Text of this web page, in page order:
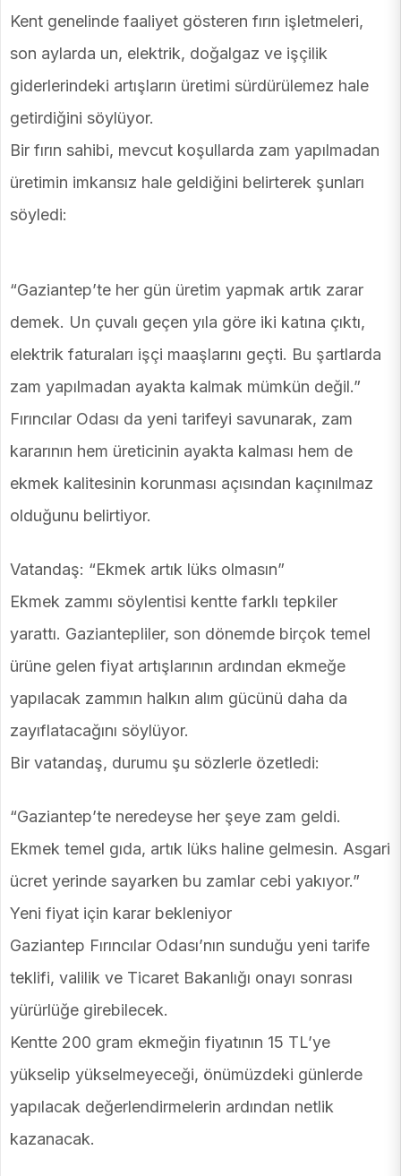
Kent genelinde faaliyet gösteren fırın işletmeleri,
son aylarda un, elektrik, doğalgaz ve işçilik
giderlerindeki artışların üretimi sürdürülemez hale
getirdiğini söylüyor.
Bir fırın sahibi, mevcut koşullarda zam yapılmadan
üretimin imkansız hale geldiğini belirterek şunları
söyledi:
“Gaziantep’te her gün üretim yapmak artık zarar
demek. Un çuvalı geçen yıla göre iki katına çıktı,
elektrik faturaları işçi maaşlarını geçti. Bu şartlarda
zam yapılmadan ayakta kalmak mümkün değil.”
Fırıncılar Odası da yeni tarifeyi savunarak, zam
kararının hem üreticinin ayakta kalması hem de
ekmek kalitesinin korunması açısından kaçınılmaz
olduğunu belirtiyor.
Vatandaş: “Ekmek artık lüks olmasın”
Ekmek zammı söylentisi kentte farklı tepkiler
yarattı. Gaziantepliler, son dönemde birçok temel
ürüne gelen fiyat artışlarının ardından ekmeğe
yapılacak zammın halkın alım gücünü daha da
zayıflatacağını söylüyor.
Bir vatandaş, durumu şu sözlerle özetledi:
“Gaziantep’te neredeyse her şeye zam geldi.
Ekmek temel gıda, artık lüks haline gelmesin. Asgari
ücret yerinde sayarken bu zamlar cebi yakıyor.”
Yeni fiyat için karar bekleniyor
Gaziantep Fırıncılar Odası’nın sunduğu yeni tarife
teklifi, valilik ve Ticaret Bakanlığı onayı sonrası
yürürlüğe girebilecek.
Kentte 200 gram ekmeğin fiyatının 15 TL’ye
yükselip yükselmeyeceği, önümüzdeki günlerde
yapılacak değerlendirmelerin ardından netlik
kazanacak.